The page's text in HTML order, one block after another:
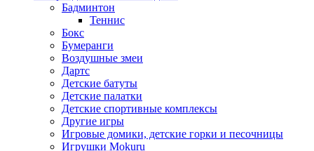
Бадминтон
Теннис
Бокс
Бумеранги
Воздушные змеи
Дартс
Детские батуты
Детские палатки
Детские спортивные комплексы
Другие игры
Игровые домики, детские горки и песочницы
Игрушки Mokuru